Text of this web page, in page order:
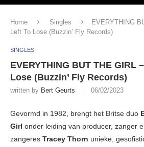
Home Singles
EVERYTHING
Left To Lose (Buzzin’ Fly Records)
SINGLES
EVERYTHING BUT THE GIRL
Lose (Buzzin’ Fly Records)
written by Bert Geurts 06/02/2023
Gevormd in 1982, brengt het Britse duo
Girl onder leiding van producer, zanger
zangeres Tracey Thorn unieke,